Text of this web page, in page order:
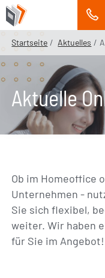
Startseite Aktuelles
Aktuelle
Ob im Homeoffice
Unternehmen -
Sie sich flexibel,
weiter. Wir haben
für Sie im Angebot!